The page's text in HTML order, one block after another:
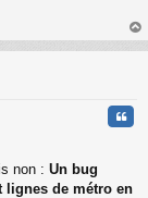
au
non : Un bug
lignes de métro en